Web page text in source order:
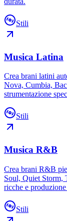
Stili
Musica Latina
Crea brani latini
Nova, Cumbia,
strumentazione
Stili
Musica R&B
Crea brani R&B
Soul, Quiet Storm,
ricche e
Stili